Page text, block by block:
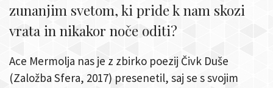
zunanjim svetom, ki pride k nam skozi
vrata in nikakor noče oditi?
Ace Mermolja nas je z zbirko poezij Čivk Duše
(Založba Sfera, 2017) presenetil, saj se s svojim